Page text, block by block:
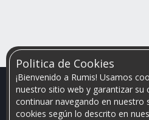
Politica de Cookies
¡Bienvenido a Rumis! Usamos
nuestro sitio web y garantizar su
continuar navegando en nuestro
cookies según lo descrito en